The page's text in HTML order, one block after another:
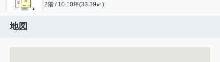
2階 / 10.10坪(33.39㎡)
地図